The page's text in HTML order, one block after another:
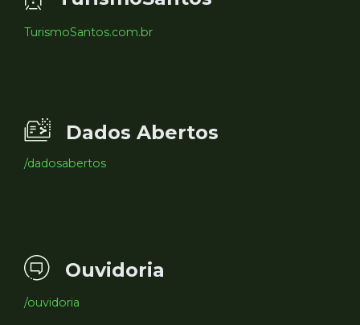
TurismoSantos.com.br
Dados Abertos
/dadosabertos
Ouvidoria
/ouvidoria